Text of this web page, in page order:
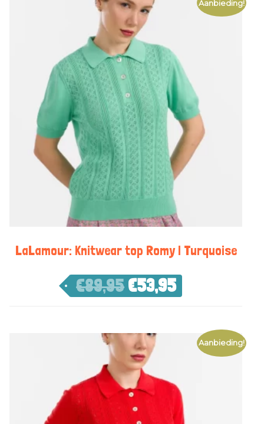
Aanbieding!
LaLamour: Knitwear top Romy | Turquoise
€89,95 €53,95
Aanbieding!